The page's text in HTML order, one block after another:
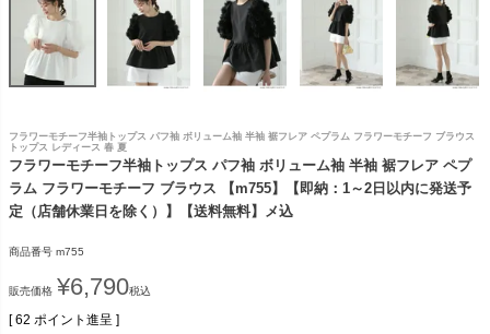
フラワーモチーフ半袖トップス パフ袖 ボリューム袖 半袖 裾フレア ペプラム フラワーモチーフ ブラウス
トップス レディース 春 夏
フラワーモチーフ半袖トップス パフ袖 ボリューム袖 半袖 裾フレア ペプ
ラム フラワーモチーフ ブラウス 【m755】【即納：1～2日以内に発送予
定（店舗休業日を除く）】【送料無料】メ込
商品番号 m755
販売価格 ¥6,790税込
[ 62 ポイント進呈 ]